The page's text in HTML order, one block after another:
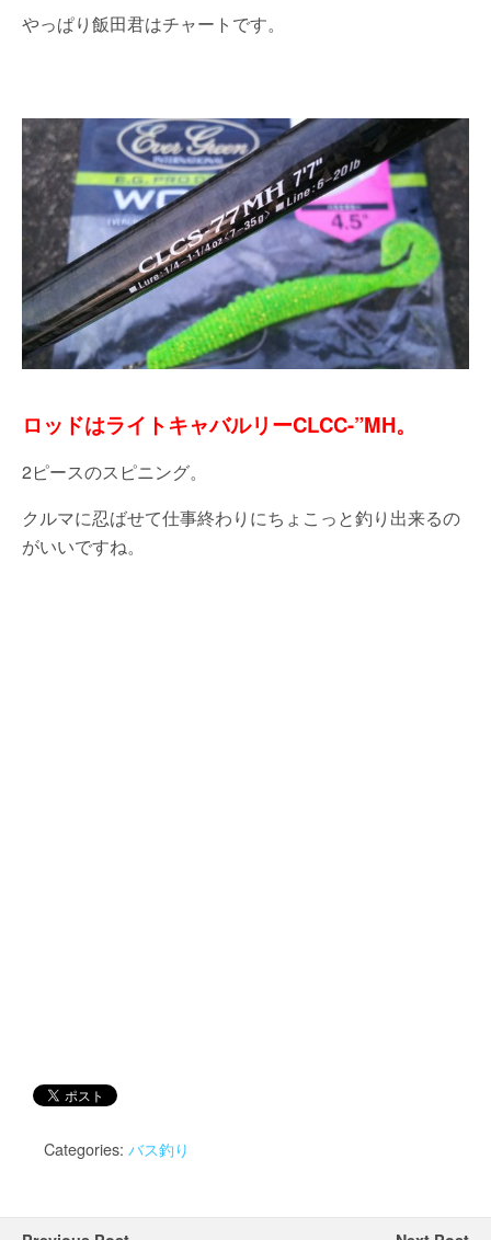
やっぱり飯田君はチャートです。
ロッドはライトキャバルリーCLCC-”MH。
2ピースのスピニング。
クルマに忍ばせて仕事終わりにちょこっと釣り出来るの
がいいですね。
Categories: バス釣り